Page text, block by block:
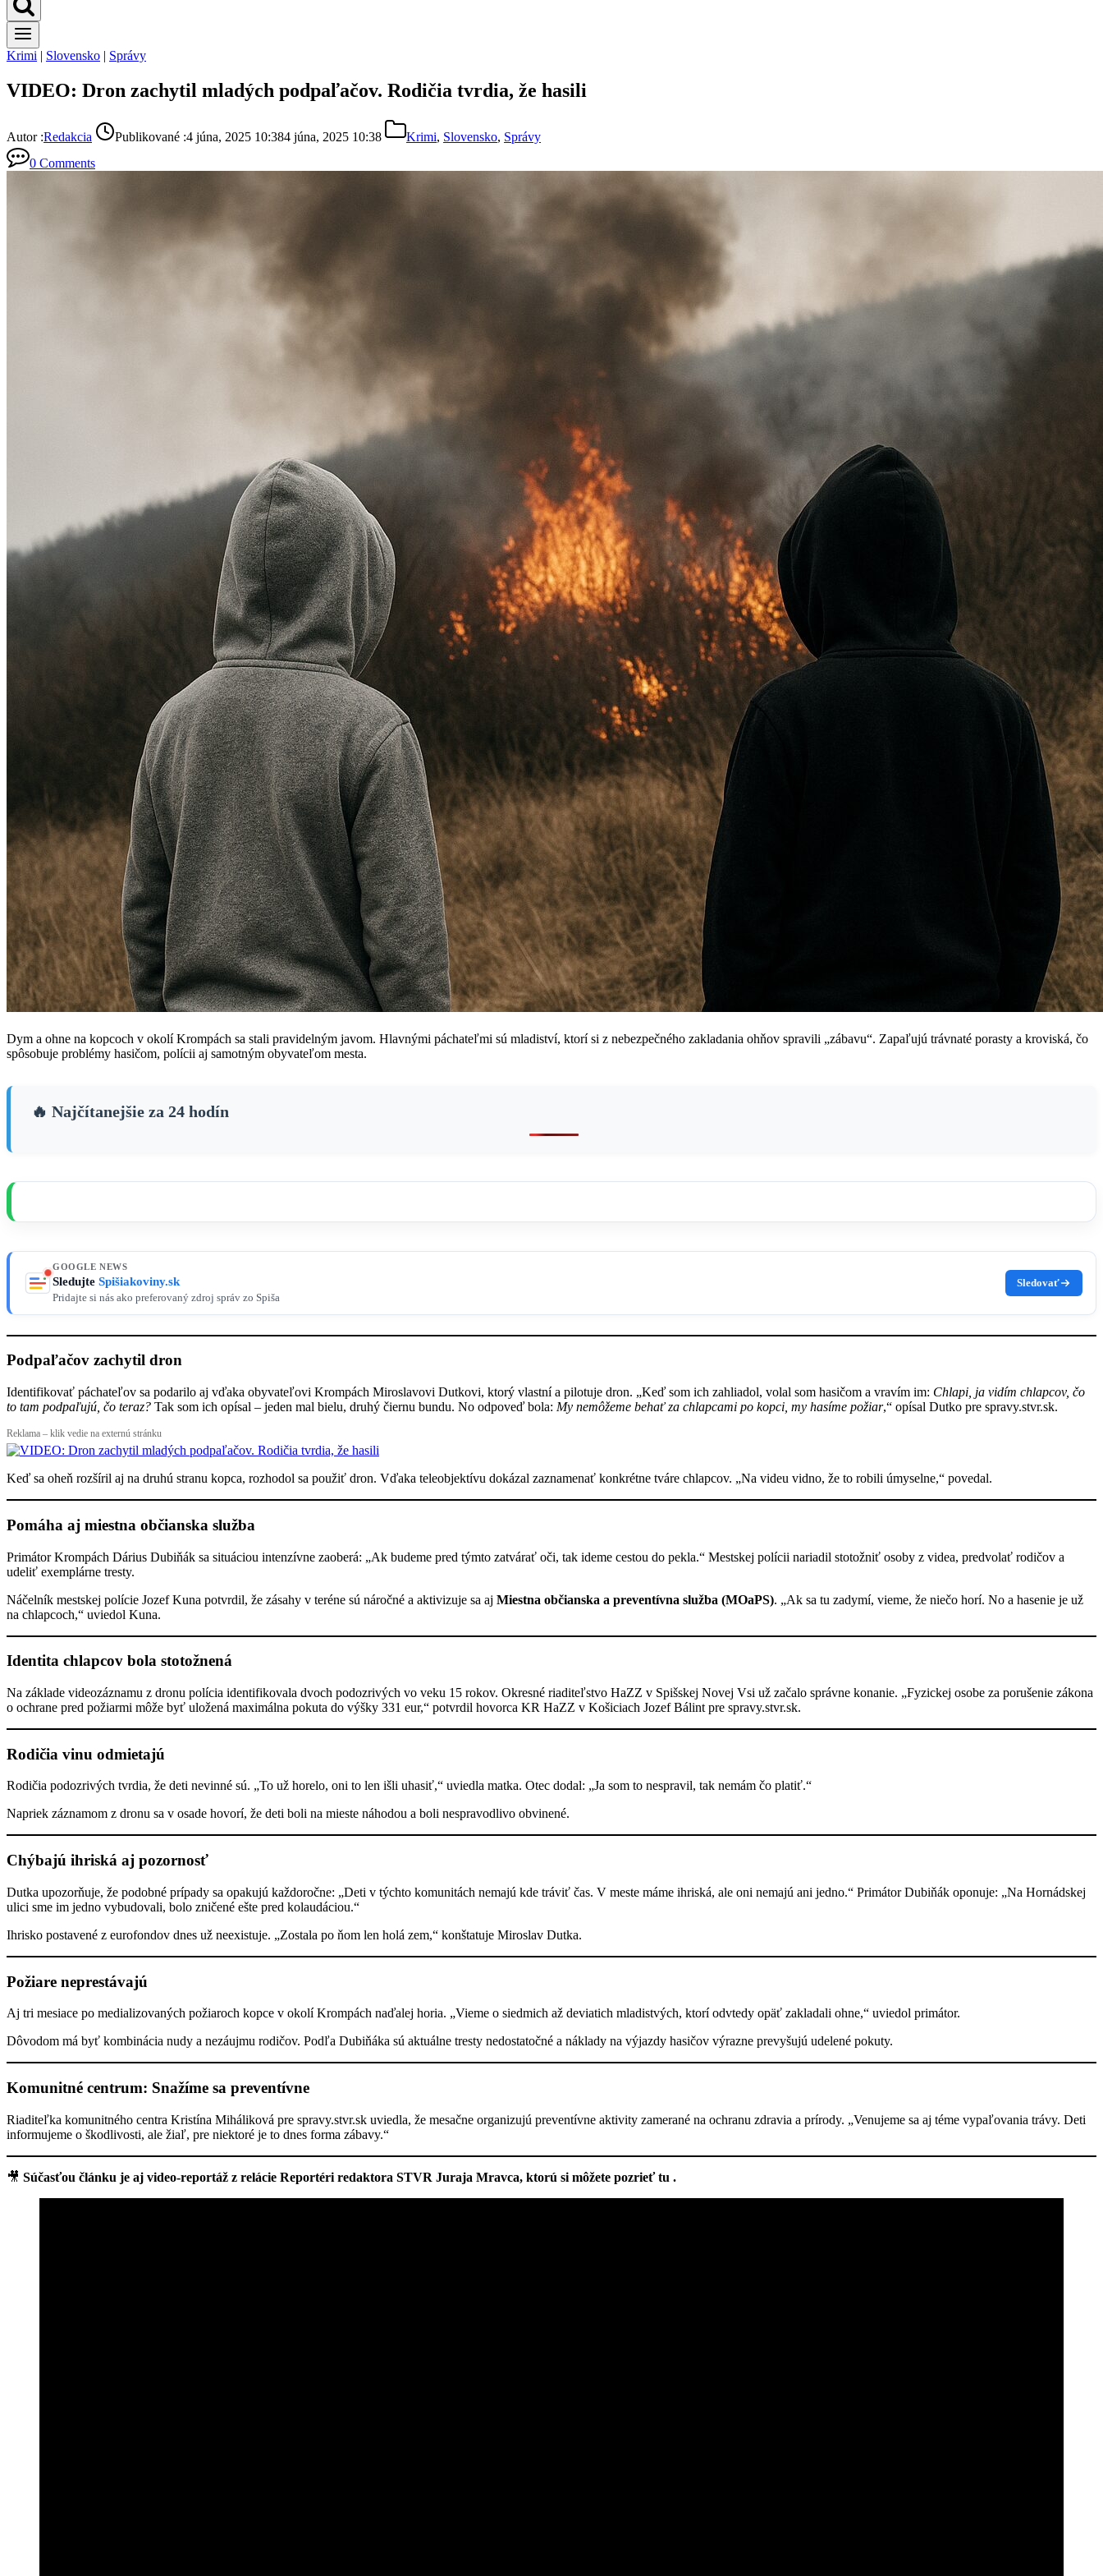
Krimi | Slovensko | Správy
VIDEO: Dron zachytil mladých podpaľačov. Rodičia tvrdia, že hasili
Autor :Redakcia Publikované :4 júna, 2025 10:384 júna, 2025 10:38 Krimi, Slovensko, Správy
0 Comments
Dym a ohne na kopcoch v okolí Krompách sa stali pravidelným javom. Hlavnými páchateľmi sú mladiství, ktorí si z nebezpečného zakladania ohňov spravili „zábavu“. Zapaľujú trávnaté porasty a kroviská, čo
spôsobuje problémy hasičom, polícii aj samotným obyvateľom mesta.
🔥 Najčítanejšie za 24 hodín
GOOGLE NEWS
Sledujte Spišiakoviny.sk
Pridajte si nás ako preferovaný zdroj správ zo Spiša
Sledovať
Podpaľačov zachytil dron
Identifikovať páchateľov sa podarilo aj vďaka obyvateľovi Krompách Miroslavovi Dutkovi, ktorý vlastní a pilotuje dron. „Keď som ich zahliadol, volal som hasičom a vravím im: Chlapi, ja vidím chlapcov, čo
to tam podpaľujú, čo teraz? Tak som ich opísal – jeden mal bielu, druhý čiernu bundu. No odpoveď bola: My nemôžeme behať za chlapcami po kopci, my hasíme požiar,“ opísal Dutko pre spravy.stvr.sk.
Reklama – klik vedie na externú stránku
Keď sa oheň rozšíril aj na druhú stranu kopca, rozhodol sa použiť dron. Vďaka teleobjektívu dokázal zaznamenať konkrétne tváre chlapcov. „Na videu vidno, že to robili úmyselne,“ povedal.
Pomáha aj miestna občianska služba
Primátor Krompách Dárius Dubiňák sa situáciou intenzívne zaoberá: „Ak budeme pred týmto zatvárať oči, tak ideme cestou do pekla.“ Mestskej polícii nariadil stotožniť osoby z videa, predvolať rodičov a
udeliť exemplárne tresty.
Náčelník mestskej polície Jozef Kuna potvrdil, že zásahy v teréne sú náročné a aktivizuje sa aj Miestna občianska a preventívna služba (MOaPS). „Ak sa tu zadymí, vieme, že niečo horí. No a hasenie je už
na chlapcoch,“ uviedol Kuna.
Identita chlapcov bola stotožnená
Na základe videozáznamu z dronu polícia identifikovala dvoch podozrivých vo veku 15 rokov. Okresné riaditeľstvo HaZZ v Spišskej Novej Vsi už začalo správne konanie. „Fyzickej osobe za porušenie zákona
o ochrane pred požiarmi môže byť uložená maximálna pokuta do výšky 331 eur,“ potvrdil hovorca KR HaZZ v Košiciach Jozef Bálint pre spravy.stvr.sk.
Rodičia vinu odmietajú
Rodičia podozrivých tvrdia, že deti nevinné sú. „To už horelo, oni to len išli uhasiť,“ uviedla matka. Otec dodal: „Ja som to nespravil, tak nemám čo platiť.“
Napriek záznamom z dronu sa v osade hovorí, že deti boli na mieste náhodou a boli nespravodlivo obvinené.
Chýbajú ihriská aj pozornosť
Dutka upozorňuje, že podobné prípady sa opakujú každoročne: „Deti v týchto komunitách nemajú kde tráviť čas. V meste máme ihriská, ale oni nemajú ani jedno.“ Primátor Dubiňák oponuje: „Na Hornádskej
ulici sme im jedno vybudovali, bolo zničené ešte pred kolaudáciou.“
Ihrisko postavené z eurofondov dnes už neexistuje. „Zostala po ňom len holá zem,“ konštatuje Miroslav Dutka.
Požiare neprestávajú
Aj tri mesiace po medializovaných požiaroch kopce v okolí Krompách naďalej horia. „Vieme o siedmich až deviatich mladistvých, ktorí odvtedy opäť zakladali ohne,“ uviedol primátor.
Dôvodom má byť kombinácia nudy a nezáujmu rodičov. Podľa Dubiňáka sú aktuálne tresty nedostatočné a náklady na výjazdy hasičov výrazne prevyšujú udelené pokuty.
Komunitné centrum: Snažíme sa preventívne
Riaditeľka komunitného centra Kristína Miháliková pre spravy.stvr.sk uviedla, že mesačne organizujú preventívne aktivity zamerané na ochranu zdravia a prírody. „Venujeme sa aj téme vypaľovania trávy. Deti
informujeme o škodlivosti, ale žiaľ, pre niektoré je to dnes forma zábavy.“
🎥 Súčasťou článku je aj video-reportáž z relácie Reportéri redaktora STVR Juraja Mravca, ktorú si môžete pozrieť tu .